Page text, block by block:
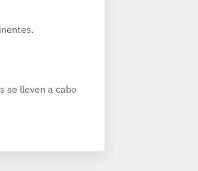
se lleven a cabo